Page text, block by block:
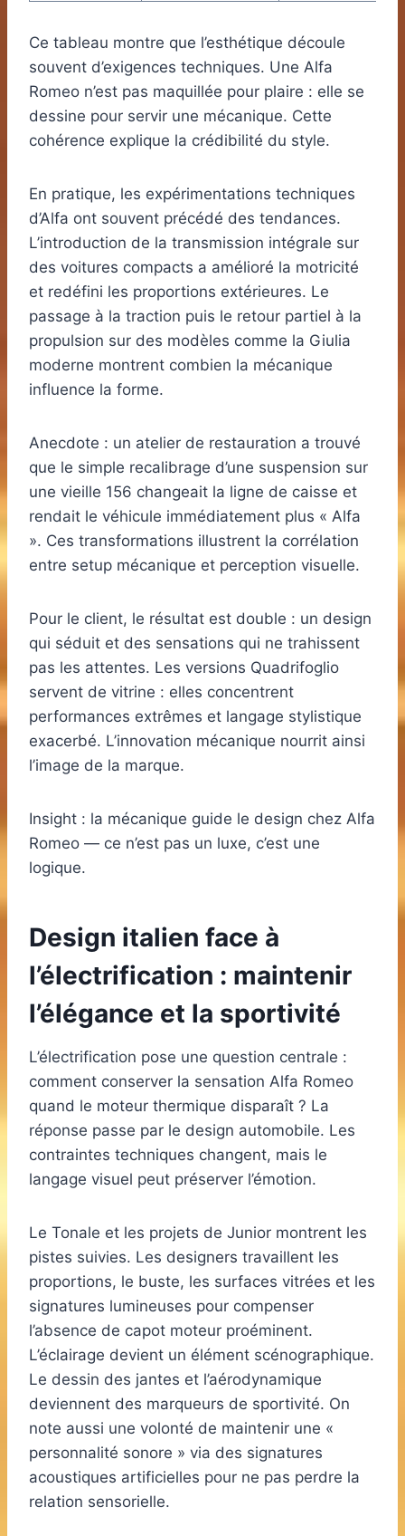
Ce tableau montre que l’esthétique découle
souvent d’exigences techniques. Une Alfa
Romeo n’est pas maquillée pour plaire : elle se
dessine pour servir une mécanique. Cette
cohérence explique la crédibilité du style.
En pratique, les expérimentations techniques
d’Alfa ont souvent précédé des tendances.
L’introduction de la transmission intégrale sur
des voitures compacts a amélioré la motricité
et redéfini les proportions extérieures. Le
passage à la traction puis le retour partiel à la
propulsion sur des modèles comme la Giulia
moderne montrent combien la mécanique
influence la forme.
Anecdote : un atelier de restauration a trouvé
que le simple recalibrage d’une suspension sur
une vieille 156 changeait la ligne de caisse et
rendait le véhicule immédiatement plus « Alfa
». Ces transformations illustrent la corrélation
entre setup mécanique et perception visuelle.
Pour le client, le résultat est double : un design
qui séduit et des sensations qui ne trahissent
pas les attentes. Les versions Quadrifoglio
servent de vitrine : elles concentrent
performances extrêmes et langage stylistique
exacerbé. L’innovation mécanique nourrit ainsi
l’image de la marque.
Insight : la mécanique guide le design chez Alfa
Romeo — ce n’est pas un luxe, c’est une
logique.
Design italien face à
l’électrification : maintenir
l’élégance et la sportivité
L’électrification pose une question centrale :
comment conserver la sensation Alfa Romeo
quand le moteur thermique disparaît ? La
réponse passe par le design automobile. Les
contraintes techniques changent, mais le
langage visuel peut préserver l’émotion.
Le Tonale et les projets de Junior montrent les
pistes suivies. Les designers travaillent les
proportions, le buste, les surfaces vitrées et les
signatures lumineuses pour compenser
l’absence de capot moteur proéminent.
L’éclairage devient un élément scénographique.
Le dessin des jantes et l’aérodynamique
deviennent des marqueurs de sportivité. On
note aussi une volonté de maintenir une «
personnalité sonore » via des signatures
acoustiques artificielles pour ne pas perdre la
relation sensorielle.